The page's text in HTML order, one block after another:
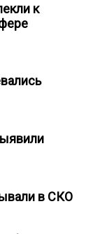
к
в СКО